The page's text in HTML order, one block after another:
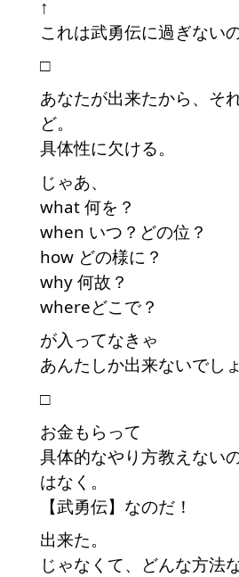
↑
これは武勇伝に過ぎない
□
あなたが出来たから、そ
ど。
具体性に欠ける。
じゃあ、
what 何を？
when いつ？どの位？
how どの様に？
why 何故？
whereどこで？
が入ってなきゃ
あんたしか出来ないでし
□
お金もらって
具体的なやり方教えない
はなく。
【武勇伝】なのだ！
出来た。
じゃなくて、どんな方法